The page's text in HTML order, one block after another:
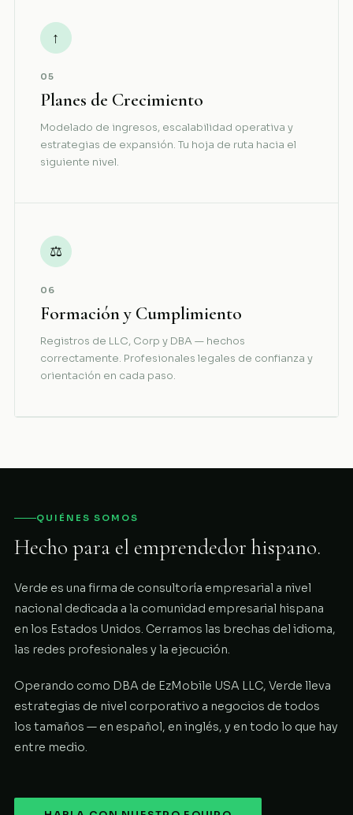
↑
05
Planes de Crecimiento
Modelado de ingresos, escalabilidad operativa y
estrategias de expansión. Tu hoja de ruta hacia el
siguiente nivel.
⚖
06
Formación y Cumplimiento
Registros de LLC, Corp y DBA — hechos
correctamente. Profesionales legales de confianza y
orientación en cada paso.
QUIÉNES SOMOS
Hecho para el emprendedor hispano.
Verde es una firma de consultoría empresarial a nivel
nacional dedicada a la comunidad empresarial hispana
en los Estados Unidos. Cerramos las brechas del idioma,
las redes profesionales y la ejecución.
Operando como DBA de EzMobile USA LLC, Verde lleva
estrategias de nivel corporativo a negocios de todos
los tamaños — en español, en inglés, y en todo lo que hay
entre medio.